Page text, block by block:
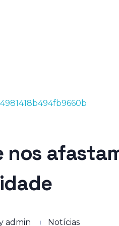
nos
admin Notícias